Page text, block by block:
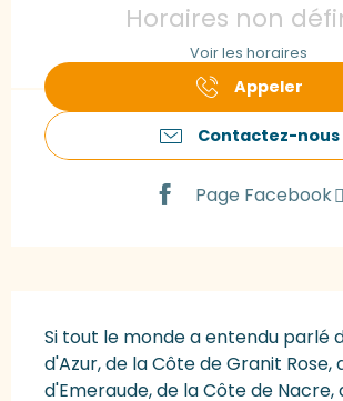
Horaires non
Voir les horaires
Appeler
Contactez-nous
Page Facebook
Si tout le monde a entendu parlé
d'Azur, de la Côte de Granit Rose,
d'Emeraude, de la Côte de Nacre,